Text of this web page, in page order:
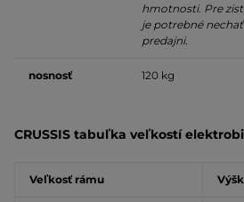
hmotnosti. Pre
je potrebné
predajni.
nosnosť 120 kg
CRUSSIS tabuľka veľkostí
Veľkosť rámu